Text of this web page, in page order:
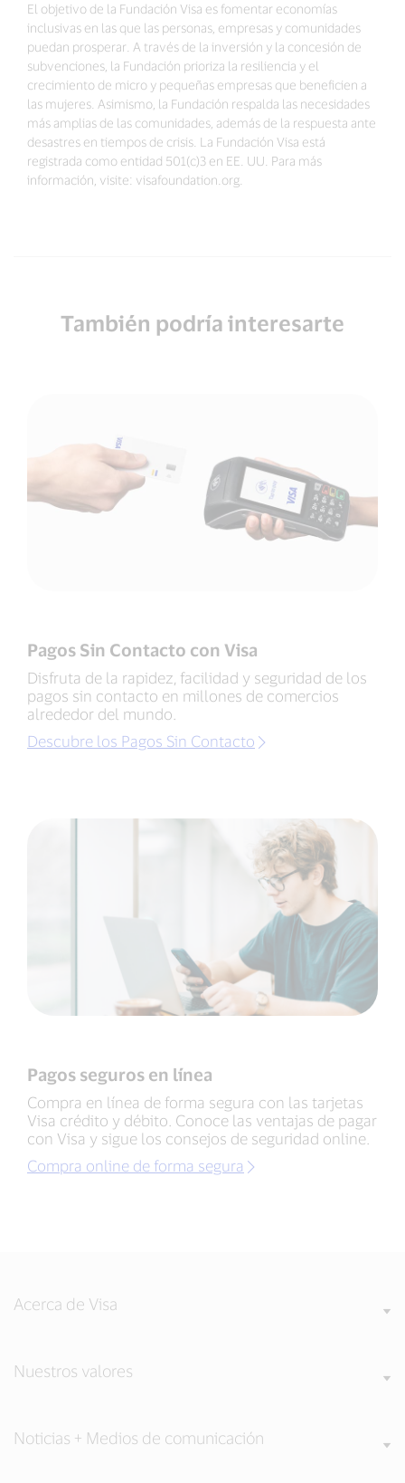
El objetivo de la Fundación Visa es fomentar economías
inclusivas en las que las personas, empresas y comunidades
puedan prosperar. A través de la inversión y la concesión de
subvenciones, la Fundación prioriza la resiliencia y el
crecimiento de micro y pequeñas empresas que beneficien a
las mujeres. Asimismo, la Fundación respalda las necesidades
más amplias de las comunidades, además de la respuesta ante
desastres en tiempos de crisis. La Fundación Visa está
registrada como entidad 501(c)3 en EE. UU. Para más
información, visite: visafoundation.org.
También podría interesarte
Pagos Sin Contacto con Visa
Disfruta de la rapidez, facilidad y seguridad de los
pagos sin contacto en millones de comercios
alrededor del mundo.
Descubre los Pagos Sin Contacto
Pagos seguros en línea
Compra en línea de forma segura con las tarjetas
Visa crédito y débito. Conoce las ventajas de pagar
con Visa y sigue los consejos de seguridad online.
Compra online de forma segura
Acerca de Visa
Nuestros valores
Noticias + Medios de comunicación